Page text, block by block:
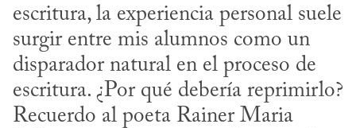
escritura, la experiencia personal suele
surgir entre mis alumnos como un
disparador natural en el proceso de
escritura. ¿Por qué debería reprimirlo?
Recuerdo al poeta Rainer Maria